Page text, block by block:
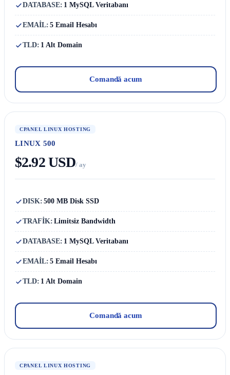
DATABASE: 1 MySQL Veritabanı
EMAİL: 5 Email Hesabı
TLD: 1 Alt Domain
Comandă acum
CPANEL LINUX HOSTING
LINUX 500
$2.92 USD/ ay
DISK: 500 MB Disk SSD
TRAFİK: Limitsiz Bandwidth
DATABASE: 1 MySQL Veritabanı
EMAİL: 5 Email Hesabı
TLD: 1 Alt Domain
Comandă acum
CPANEL LINUX HOSTING